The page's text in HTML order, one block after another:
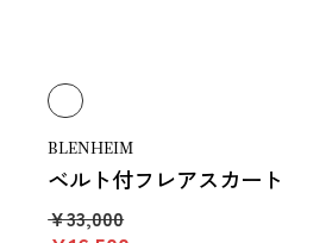
BLENHEIM
ベルト付フレアスカート
￥33,000